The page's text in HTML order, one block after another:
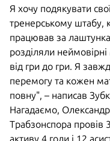
Я хочу подякувати
тренерському штабу,
працював за
розділяли
від гри до гри. Я
перемогу та кожен
повну", – написав
Нагадаємо,
Трабзонспора провів
активу 4 голи і 12